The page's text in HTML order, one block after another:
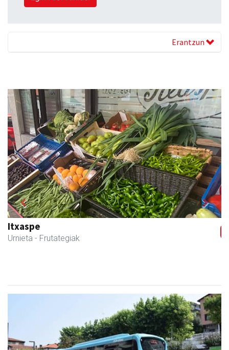
Erantzun
Guria
Urnieta - Jatetxeak
Previous Next